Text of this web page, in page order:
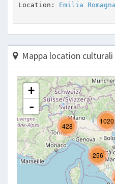
Location: Emilia Romagna
Mappa location culturali